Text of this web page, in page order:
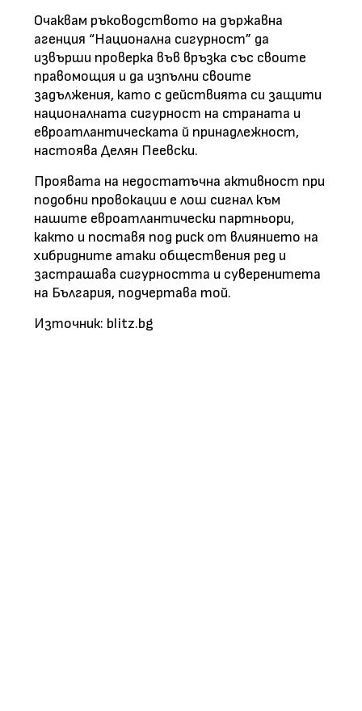
Очаквам ръководството на държавна
агенция “Национална сигурност” да
извърши проверка във връзка със своите
правомощия и да изпълни своите
задължения, като с действията си защити
националната сигурност на страната и
евроатлантическата й принадлежност,
настоява Делян Пеевски.
Проявата на недостатъчна активност при
подобни провокации е лош сигнал към
нашите евроатлантически партньори,
както и поставя под риск от влиянието на
хибридните атаки обществения ред и
застрашава сигурността и суверенитета
на България, подчертава той.
Източник: blitz.bg